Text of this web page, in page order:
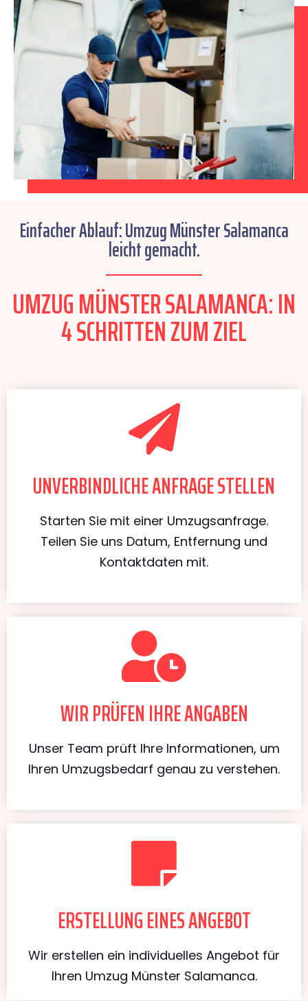
Einfacher Ablauf: Umzug Münster Salamanca
leicht gemacht.
UMZUG MÜNSTER SALAMANCA: IN
4 SCHRITTEN ZUM ZIEL
UNVERBINDLICHE ANFRAGE STELLEN
Starten Sie mit einer Umzugsanfrage.
Teilen Sie uns Datum, Entfernung und
Kontaktdaten mit.
WIR PRÜFEN IHRE ANGABEN
Unser Team prüft Ihre Informationen, um
Ihren Umzugsbedarf genau zu verstehen.
ERSTELLUNG EINES ANGEBOT
Wir erstellen ein individuelles Angebot für
Ihren Umzug Münster Salamanca.